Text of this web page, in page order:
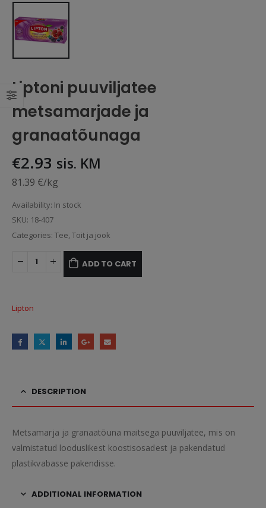
Liptoni puuviljatee
metsamarjade ja
granaatõunaga
€2.93 sis. KM
81.39 €/kg
Availability: In stock
SKU: 18-407
Categories: Tee, Toit ja jook
ADD TO CART
Lipton
DESCRIPTION
Metsamarja ja granaatõuna maitsega puuviljatee, mis on
valmistatud looduslikest koostisosadest ja pakendatud
plastikvabasse pakendisse.
ADDITIONAL INFORMATION